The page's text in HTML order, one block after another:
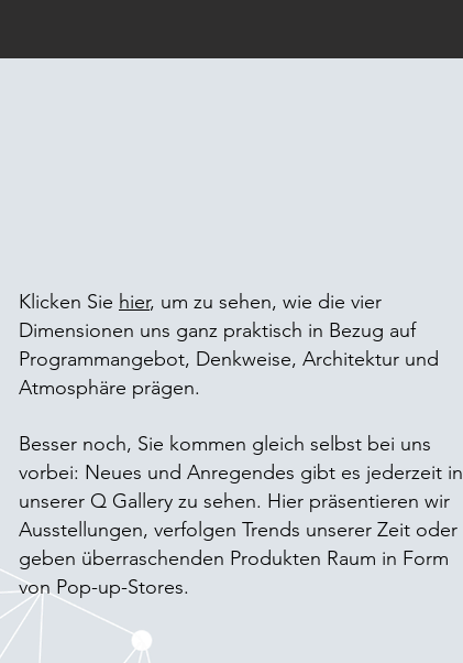
Klicken Sie hier, um zu sehen, wie die vier
Dimensionen uns ganz praktisch in Bezug auf
Programmangebot, Denkweise, Architektur und
Atmosphäre prägen.
Besser noch, Sie kommen gleich selbst bei uns
vorbei: Neues und Anregendes gibt es jederzeit in
unserer Q Gallery zu sehen. Hier präsentieren wir
Ausstellungen, verfolgen Trends unserer Zeit oder
geben überraschenden Produkten Raum in Form
von Pop-up-Stores.